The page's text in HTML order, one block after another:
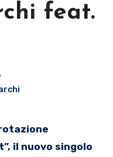
feat.
il nuovo singolo